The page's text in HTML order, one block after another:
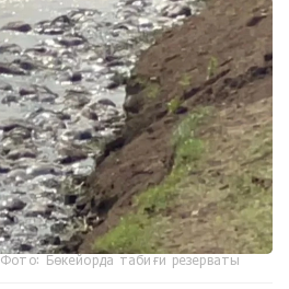
Фото: Бөкейорда табиғи резерваты